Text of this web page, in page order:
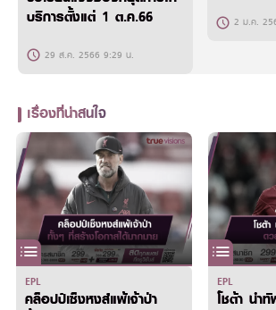
บริการตั้งแต่ 1 ต.ค.66
29 ส.ค. 2566 9:29 น.
2 ม.ค.
เรื่องที่น่าสนใจ
EPL
คล็อปป์เซ็งหงส์แพ้เจ้าป่า
EPL
โชต้า นำ